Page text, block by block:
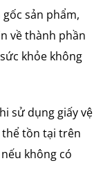
sản phẩm,
về thành phần
khỏe không
sử dụng giấy vệ
tồn tại trên
không có